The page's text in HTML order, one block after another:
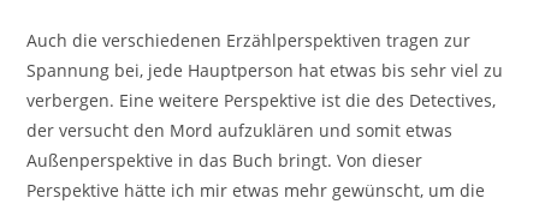
Auch die verschiedenen Erzählperspektiven tragen zur
Spannung bei, jede Hauptperson hat etwas bis sehr viel zu
verbergen. Eine weitere Perspektive ist die des Detectives,
der versucht den Mord aufzuklären und somit etwas
Außenperspektive in das Buch bringt. Von dieser
Perspektive hätte ich mir etwas mehr gewünscht, um die